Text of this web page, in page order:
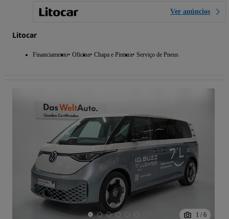
Ver anúncios
Litocar
Financiamento Oficina Chapa e Pintura Serviço de Pneus
1 / 6